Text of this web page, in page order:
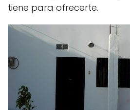
tiene para ofrecerte.